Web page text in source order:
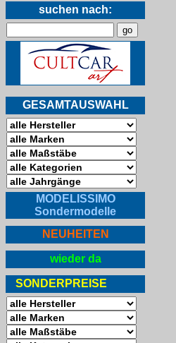
suchen nach:
GESAMTAUSWAHL
MODELISSIMO
Sondermodelle
NEUHEITEN
wieder da
SONDERPREISE